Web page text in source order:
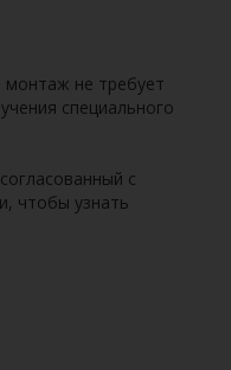
монтаж не требует
специального
с
чтобы узнать